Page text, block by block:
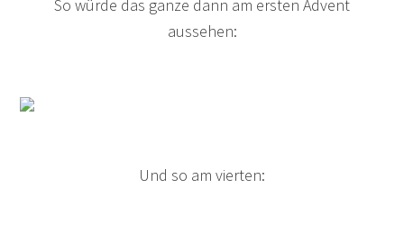
So würde das ganze dann am ersten Advent
aussehen:
Und so am vierten: